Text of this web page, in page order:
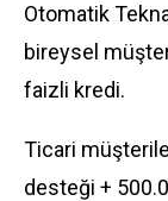
Otomatik
bireysel
faizli kredi.
Ticari
desteği +